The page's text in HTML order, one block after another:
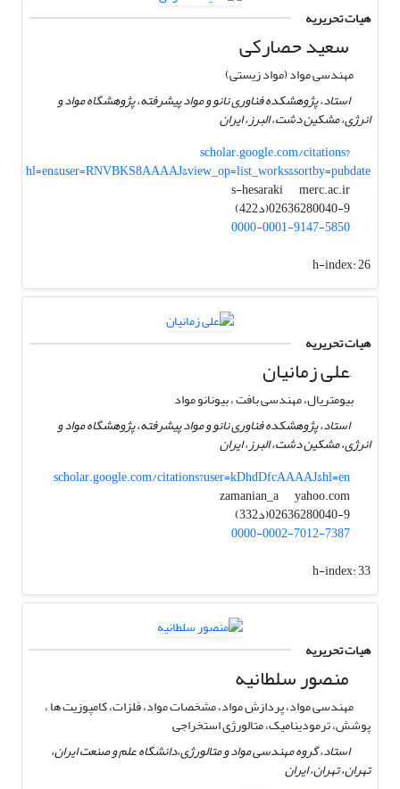
هیات تحریریه
سعید حصارکی
مهندسی مواد (مواد زیستی)
استاد، پژوهشکده فناوری نانو و مواد پیشرفته، پژوهشگاه مواد و
انرژی، مشکین دشت، البرز، ایران
scholar.google.com/citations?
hl=en&user=RNVBKS8AAAAJ&view_op=list_works&sortby=pubdate
s-hesaraki
merc.ac.ir
02636280040-9(د422)
0000-0001-9147-5850
h-index:26
هیات تحریریه
َعلی زمانیان
بیومتریال، مهندسی بافت ، بیونانو مواد
استاد، پژوهشکده فناوری نانو و مواد پیشرفته، پژوهشگاه مواد و
انرژی، مشکین دشت، البرز، ایران
scholar.google.com/citations?user=kDhdDfcAAAAJ&hl=en
zamanian_a
yahoo.com
02636280040-9(د332)
0000-0002-7012-7387
h-index:33
هیات تحریریه
منصور سلطانیه
مهندسی مواد، پردازش مواد، مشخصات مواد، فلزات، کامپوزیت ها ،
پوشش، ترمودینامیک، متالورژی استخراجی
استاد، گروه مهندسی مواد و متالورژی،دانشگاه علم و صنعت ایران،
تهران، تهران، ایران